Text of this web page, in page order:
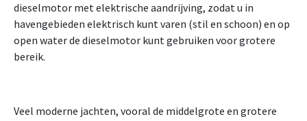
dieselmotor met elektrische aandrijving, zodat u in
havengebieden elektrisch kunt varen (stil en schoon) en op
open water de dieselmotor kunt gebruiken voor grotere
bereik.
Veel moderne jachten, vooral de middelgrote en grotere